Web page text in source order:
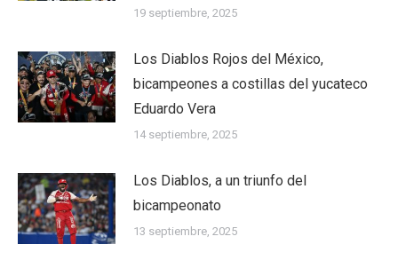
19 septiembre, 2025
Los Diablos Rojos del México,
bicampeones a costillas del yucateco
Eduardo Vera
14 septiembre, 2025
Los Diablos, a un triunfo del
bicampeonato
13 septiembre, 2025